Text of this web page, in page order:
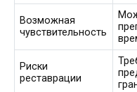
Возможная
чувствительность
Риски
реставрации